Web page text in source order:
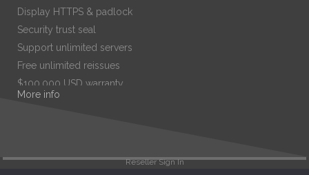
Display HTTPS & padlock
Security trust seal
Support unlimited servers
Free unlimited reissues
$100,000 USD warranty
$67.99
More info
Reseller Sign In